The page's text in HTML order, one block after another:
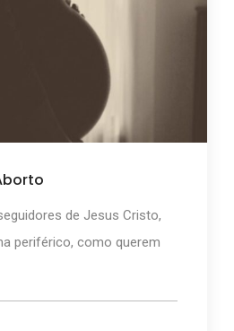
de Jesus Cristo,
periférico, como querem